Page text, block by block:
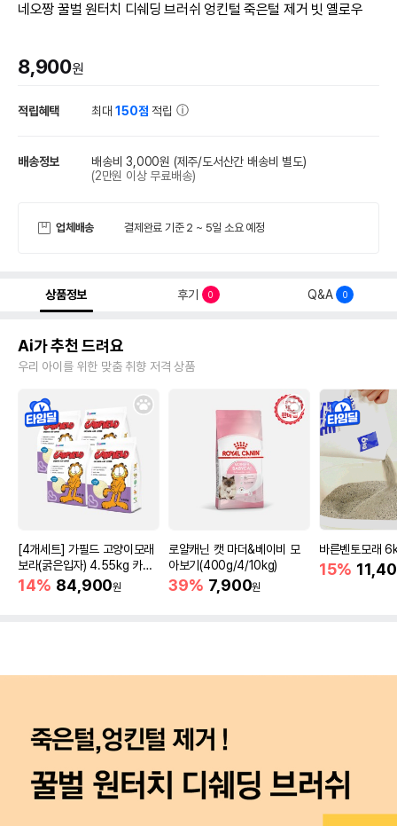
네오짱 꿀벌 원터치 디쉐딩 브러쉬 엉킨털 죽은털 제거 빗 옐로우
8,900원
적립혜택 최대150점 적립
배송정보 배송비 3,000원 (제주/도서산간 배송비 별도)
(2만원 이상 무료배송)
업체배송 결제완료 기준 2 ~ 5일 소요 예정
상품정보 후기 0 Q&A 0
Ai가 추천 드려요
우리 아이를 위한 맞춤 취향 저격 상품
[4개세트] 가필드 고양이모래
보라(굵은입자) 4.55kg 카사
바모래
14% 84,900원
로얄캐닌 캣 마더&베이비 모
아보기(400g/4/10kg)
39% 7,900원
바른벤토모래
15%